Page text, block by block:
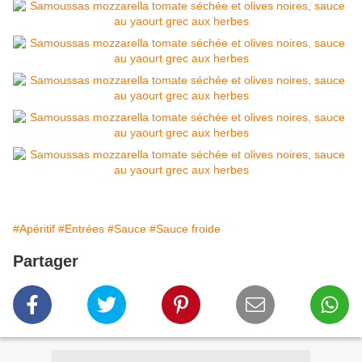
#Apéritif #Entrées #Sauce #Sauce froide
Partager